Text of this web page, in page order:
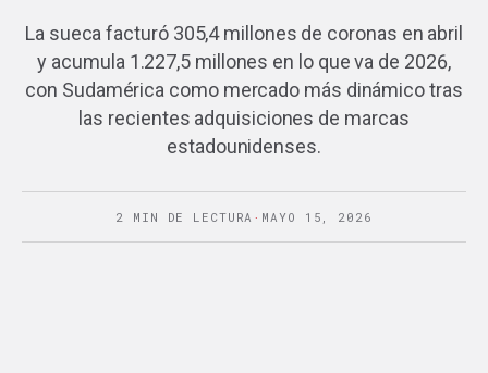
La sueca facturó 305,4 millones de coronas en abril
y acumula 1.227,5 millones en lo que va de 2026,
con Sudamérica como mercado más dinámico tras
las recientes adquisiciones de marcas
estadounidenses.
2 MIN DE LECTURA · MAYO 15, 2026